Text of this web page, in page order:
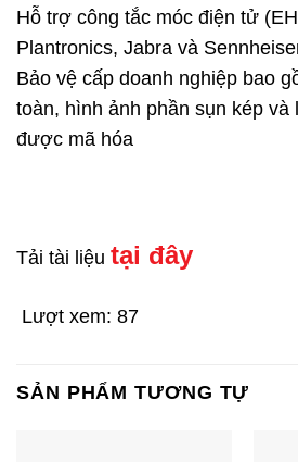
Hỗ trợ công tắc móc điện tử
Plantronics, Jabra và
Bảo vệ cấp doanh nghiệp bao
toàn, hình ảnh phần sụn kép
được mã hóa
Tải tài liệu tại đây
Lượt xem: 87
SẢN PHẨM TƯƠNG TỰ